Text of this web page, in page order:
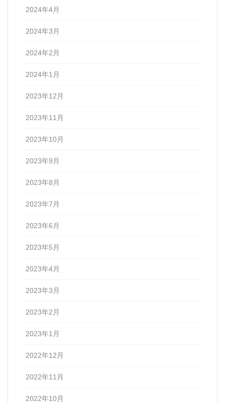
2024年4月
2024年3月
2024年2月
2024年1月
2023年12月
2023年11月
2023年10月
2023年9月
2023年8月
2023年7月
2023年6月
2023年5月
2023年4月
2023年3月
2023年2月
2023年1月
2022年12月
2022年11月
2022年10月